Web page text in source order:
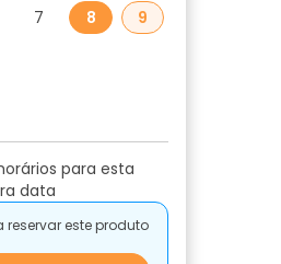
7 8 9
para esta
data
este produto